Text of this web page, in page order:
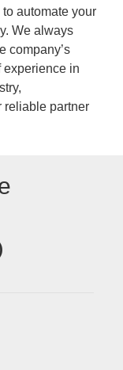
automate your
We always
company’s
experience in
reliable partner